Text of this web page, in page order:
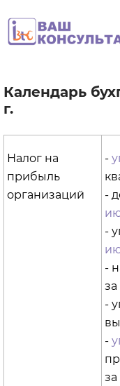
основному
Календарь
г.
Налог на
прибыль
организаций
-
-
-
-
за
-
-